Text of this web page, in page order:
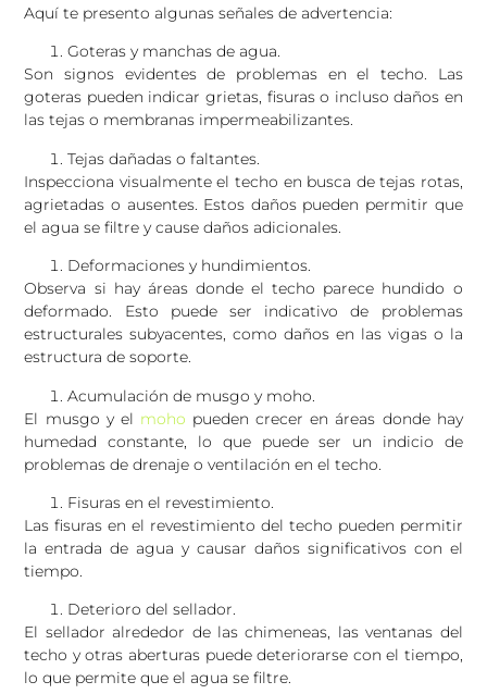
Aquí te presento algunas señales de advertencia:
Goteras y manchas de agua.
Son signos evidentes de problemas en el techo. Las
goteras pueden indicar grietas, fisuras o incluso daños en
las tejas o membranas impermeabilizantes.
Tejas dañadas o faltantes.
Inspecciona visualmente el techo en busca de tejas rotas,
agrietadas o ausentes. Estos daños pueden permitir que
el agua se filtre y cause daños adicionales.
Deformaciones y hundimientos.
Observa si hay áreas donde el techo parece hundido o
deformado. Esto puede ser indicativo de problemas
estructurales subyacentes, como daños en las vigas o la
estructura de soporte.
Acumulación de musgo y moho.
El musgo y el moho pueden crecer en áreas donde hay
humedad constante, lo que puede ser un indicio de
problemas de drenaje o ventilación en el techo.
Fisuras en el revestimiento.
Las fisuras en el revestimiento del techo pueden permitir
la entrada de agua y causar daños significativos con el
tiempo.
Deterioro del sellador.
El sellador alrededor de las chimeneas, las ventanas del
techo y otras aberturas puede deteriorarse con el tiempo,
lo que permite que el agua se filtre.